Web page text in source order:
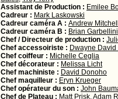
Assistant de Production : Emilee
Cadreur : Mark Laskowski
Cadreur caméra A : Andrew Mitchell
Cadreur caméra B : Brian Garbellini
Chef / Directeur de production :
Chef accessoiriste : Dwayne David
Chef coiffeur : Michelle Ceglia
Chef décorateur : Melissa Licht
Chef machiniste : David Donoho
Chef maquilleur : Eryn Krueger
Chef opérateur du son : John
Chef de Plateau : Matt Prisk,Adam